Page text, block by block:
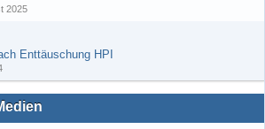
2025
Enttäuschung HPI